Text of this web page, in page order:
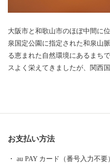
大阪市と和歌山市のほぼ中間に
泉国定公園に指定された和泉山
る恵まれた自然環境にあるまち
スよく栄えてきましたが、関西
由来は、中世以来の村名「佐野
みさのし）が誕生し、昭和29年
上之郷村、大土村の5カ村が合
お支払い方法
au PAY カード（番号入力不要